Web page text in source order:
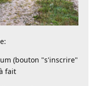
(bouton "s'inscrire"
fait